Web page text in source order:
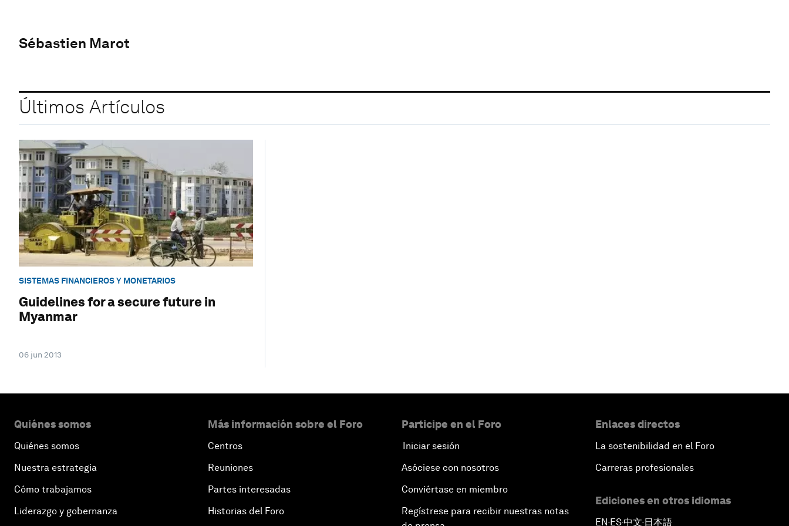
Sébastien Marot
Últimos Artículos
SISTEMAS FINANCIEROS Y MONETARIOS
Guidelines for a secure future in
Myanmar
06 jun 2013
Quiénes somos
Quiénes somos
Nuestra estrategia
Cómo trabajamos
Liderazgo y gobernanza
Más información sobre el Foro
Centros
Reuniones
Partes interesadas
Historias del Foro
Participe en el Foro
Iniciar sesión
Asóciese con nosotros
Conviértase en miembro
Regístrese para recibir nuestras notas
Enlaces directos
La sostenibilidad en el Foro
Carreras profesionales
Ediciones en otros idiomas
EN ▪ ES▪中文▪ 日本語